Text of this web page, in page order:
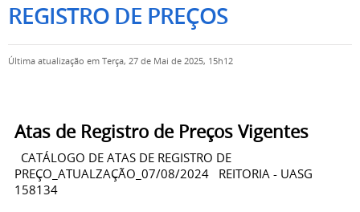
REGISTRO DE PREÇOS
Última atualização em Terça, 27 de Mai de 2025, 15h12
Atas de Registro de Preços Vigentes
CATÁLOGO DE ATAS DE REGISTRO DE
PREÇO_ATUALZAÇÃO_07/08/2024 REITORIA - UASG
158134